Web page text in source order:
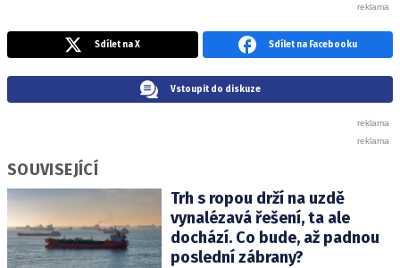
Sdílet na X Sdílet na Facebooku
Vstoupit do diskuze
SOUVISEJÍCÍ
Trh s ropou drží na uzdě
vynalézavá řešení, ta ale
dochází. Co bude, až padnou
poslední zábrany?